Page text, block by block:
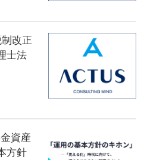
改正
士法
資産
方針